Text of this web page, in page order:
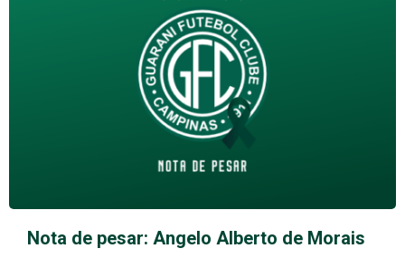
Nota de pesar: Angelo Alberto de Morais